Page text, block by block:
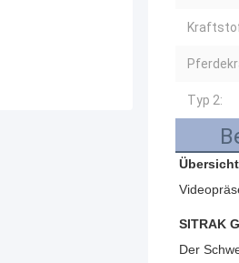
Typ 2:
Übersicht
SITRAK
Der